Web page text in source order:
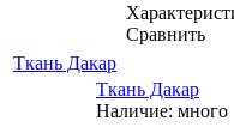
Сравнить
Ткань Дакар
Ткань Дакар
Наличие: много